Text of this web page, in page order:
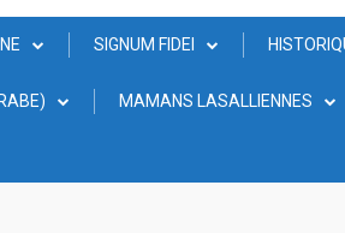
SIGNUM FIDEI
MAMANS LASALLIENNES